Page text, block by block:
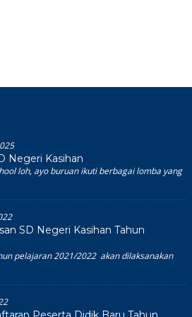
Negeri Kasihan
loh, ayo buruan ikuti berbagai lomba yang
SD Negeri Kasihan Tahun
pelajaran 2021/2022 akan dilaksanakan